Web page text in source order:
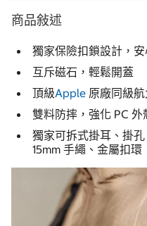
商品敍述
獨家保險扣鎖設計，
互斥磁石，輕鬆開蓋
頂級Apple 原廠同級
雙料防摔，強化 PC 外
獨家可拆式掛耳、掛
15mm 手繩、金屬扣環